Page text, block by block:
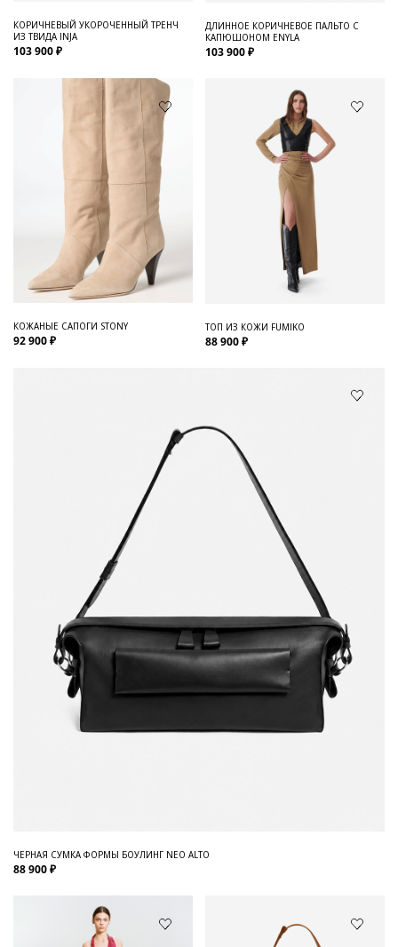
КОРИЧНЕВЫЙ УКОРОЧЕННЫЙ ТРЕНЧ
ИЗ ТВИДА INJA
103 900 ₽
ДЛИННОЕ КОРИЧНЕВОЕ ПАЛЬТО С
КАПЮШОНОМ ENYLA
103 900 ₽
КОЖАНЫЕ САПОГИ STONY
92 900 ₽
ТОП ИЗ КОЖИ FUMIKO
88 900 ₽
ЧЕРНАЯ СУМКА ФОРМЫ БОУЛИНГ NEO ALTO
88 900 ₽